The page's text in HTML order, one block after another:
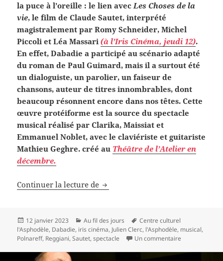
la puce à l’oreille : le lien avecLes Choses de la
vie, le film de Claude Sautet, interprété
magistralement par Romy Schneider, Michel
Piccoli et Léa Massari(à l’Iris Cinéma, jeudi 12).
En effet, Dabadie a participé au scénario adapté
du roman de Paul Guimard, mais il a surtout été
un dialoguiste, un parolier, un faiseur de
chansons, auteur de titres innombrables, dont
beaucoup résonnent encore dans nos têtes. Cette
œuvre protéiforme est la source du spectacle
musical réalisé par Clarika, Maissiat et
Emmanuel Noblet, avec le claviériste et guitariste
Mathieu Geghre. créé au Théâtre de l’Atelier en
décembre.
Continuer la lecture de À l’Asphodèle,
Publié
le
12 janvier 2023 Catégories
Au fil des jours
Mots-
clés
Centre culturel
l'Asphodèle, Dabadie, iris cinéma, Julien Clerc, l'Asphodèle, musical,
Polnareff, Reggiani,Sautet,spectacle Un commentaire